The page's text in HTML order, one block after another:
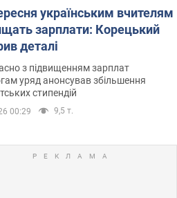
українським вчителям
зарплати: Корецький
деталі
з підвищенням зарплат
уряд анонсував збільшення
стипендій
00:29 9,5 т.